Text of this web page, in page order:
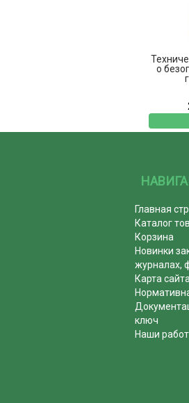
о
Главная
Каталог
Корзина
Новинки
журналах,
Карта сайта
ключ
Наши